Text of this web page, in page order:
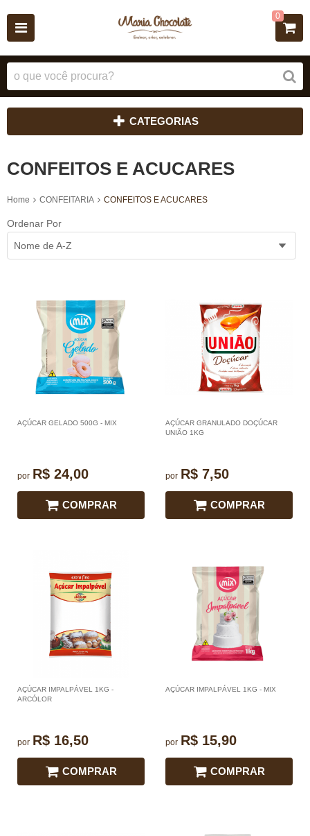
0
CATEGORIAS
CONFEITOS E ACUCARES
Home CONFEITARIA CONFEITOS E ACUCARES
Ordenar Por
Nome de A-Z
AÇÚCAR GELADO 500G - MIX
por R$ 24,00
COMPRAR
AÇÚCAR GRANULADO DOÇÚCAR
UNIÃO 1KG
por R$ 7,50
COMPRAR
AÇÚCAR IMPALPÁVEL 1KG -
ARCÓLOR
por R$ 16,50
COMPRAR
AÇÚCAR IMPALPÁVEL 1KG - MIX
por R$ 15,90
COMPRAR